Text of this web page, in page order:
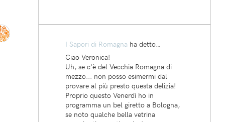
I Sapori di Romagna ha detto…
Ciao Veronica!
Uh, se c'è del Vecchia Romagna di
mezzo... non posso esimermi dal
provare al più presto questa delizia!
Proprio questo Venerdì ho in
programma un bel giretto a Bologna,
se noto qualche bella vetrina